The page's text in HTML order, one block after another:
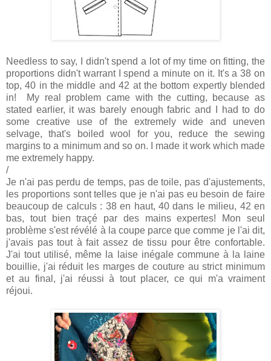
Needless to say, I didn't spend a lot of my time on fitting, the
proportions didn't warrant I spend a minute on it. It's a 38 on
top, 40 in the middle and 42 at the bottom expertly blended
in! My real problem came with the cutting, because as
stated earlier, it was barely enough fabric and I had to do
some creative use of the extremely wide and uneven
selvage, that's boiled wool for you, reduce the sewing
margins to a minimum and so on. I made it work which made
me extremely happy.
/
Je n'ai pas perdu de temps, pas de toile, pas d'ajustements,
les proportions sont telles que je n'ai pas eu besoin de faire
beaucoup de calculs : 38 en haut, 40 dans le milieu, 42 en
bas, tout bien traçé par des mains expertes! Mon seul
problème s'est révélé à la coupe parce que comme je l'ai dit,
j'avais pas tout à fait assez de tissu pour être confortable.
J'ai tout utilisé, même la laise inégale commune à la laine
bouillie, j'ai réduit les marges de couture au strict minimum
et au final, j'ai réussi à tout placer, ce qui m'a vraiment
réjoui.